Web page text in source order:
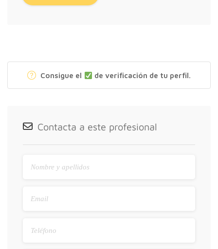
Consigue el de verificación de tu perfil.
Contacta a este profesional